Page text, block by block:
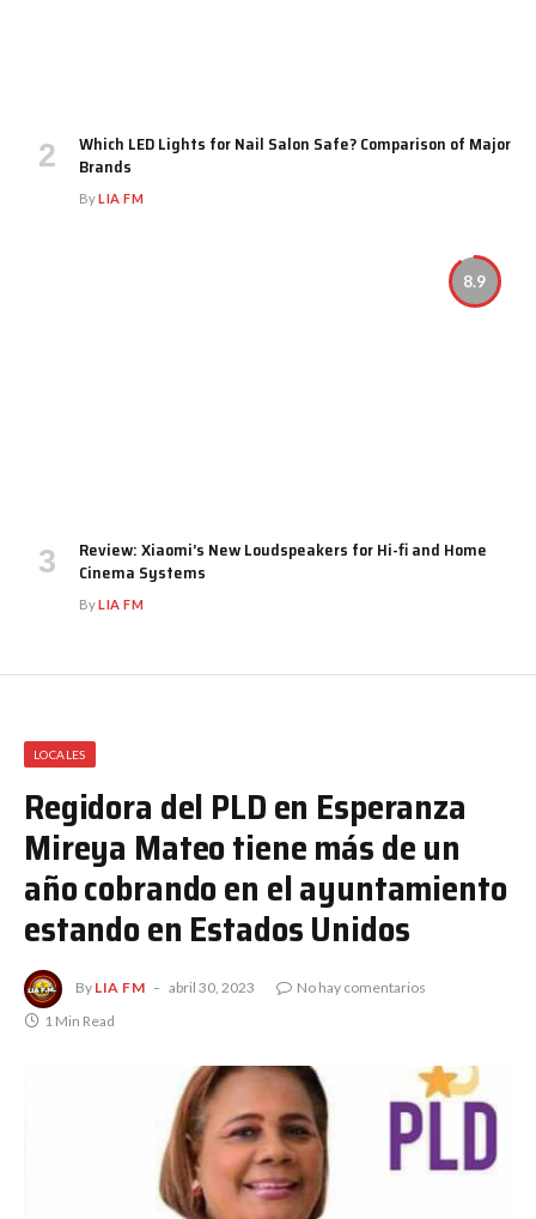
Which LED Lights for Nail Salon Safe? Comparison of Major
Brands
ByLIA FM
8.9
Review: Xiaomi’s New Loudspeakers for Hi-fi and Home
Cinema Systems
ByLIA FM
LOCALES
Regidora del PLD en Esperanza
Mireya Mateo tiene más de un
año cobrando en el ayuntamiento
estando en Estados Unidos
By LIA FM abril 30, 2023
No hay comentarios
1 Min Read